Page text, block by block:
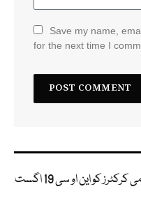
Save my name,
for the next time I
کیریبین پریمیئر لیگ ، قومی کرکٹرز کو این او سی 19 اگست